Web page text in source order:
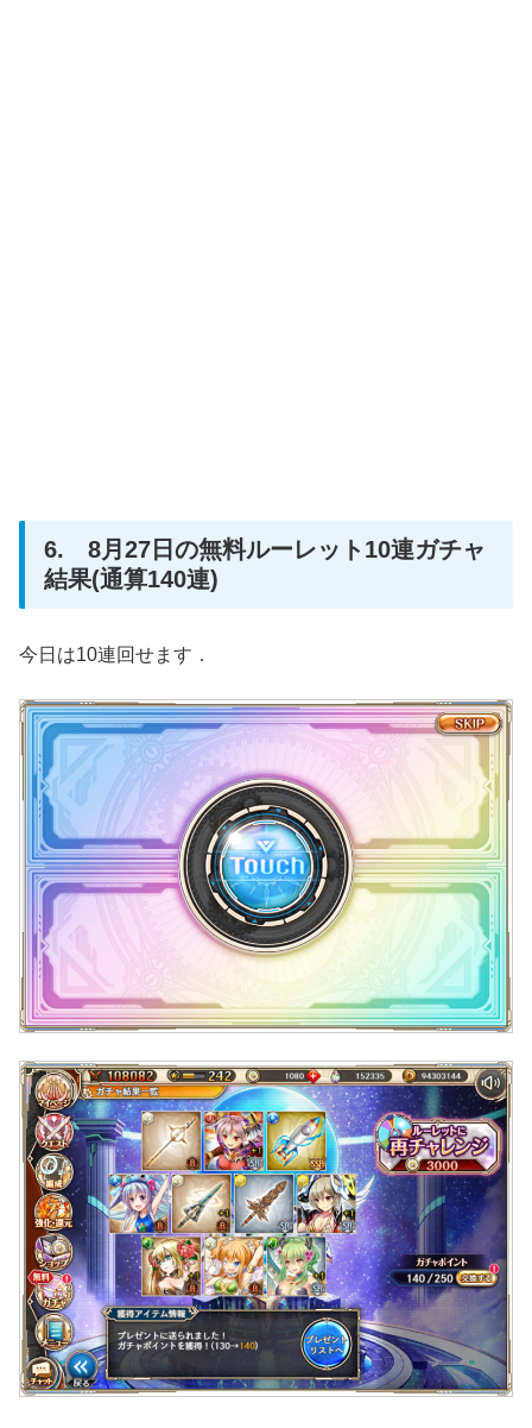
6. 8月27日の無料ルーレット10連ガチャ
結果(通算140連)
今日は10連回せます．